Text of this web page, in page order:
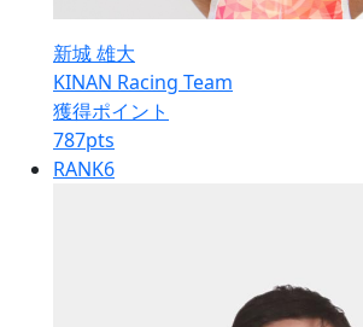
新城 雄大
KINAN Racing Team
獲得ポイント
787pts
RANK6